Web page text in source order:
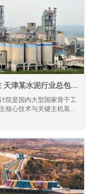
津某水泥行业总包设
院是国内大型国家骨干工
核心技术与关键主机装备
务不仅深耕国内市场，更
，承接并落地多条大型水